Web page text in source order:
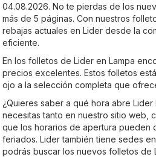
04.08.2026. No te pierdas de los
más de 5 páginas. Con nuestros
rebajas actuales en Lider desde la
eficiente.
En los folletos de Lider en Lampa
precios excelentes. Estos folletos
ojo a la selección completa que
¿Quieres saber a qué hora abre
necesitas tanto en nuestro sitio web,
que los horarios de apertura pueden
feriados. Lider también tiene sedes
podrás buscar los nuevos folletos de